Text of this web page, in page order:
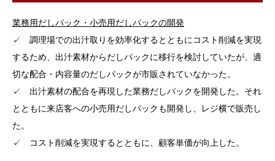
業務用だしパック・小売用だしパックの開発
✓ 調理場での出汁取りを効率化するとともにコスト削減を実現
するため、出汁素材からだしパックに移行を検討していたが、適
切な配合・内容量のだしパックが市販されていなかった。
✓ 出汁素材の配合を再現した業務だしパックを開発した。それ
とともに来店客への小売用だしパックも開発し、レジ横で販売し
た。
✓ コスト削減を実現するとともに、顧客単価が向上した。